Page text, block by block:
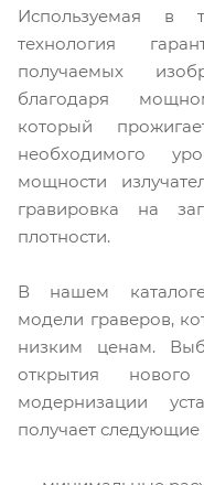
Используемая в
технология
получаемых
благодаря
который
необходимого
мощности
гравировка на
плотности.
В нашем
модели граверов,
низким ценам.
открытия
модернизации
получает